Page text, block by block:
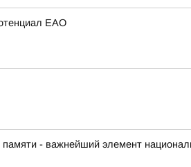
ЕАО
- важнейший элемент